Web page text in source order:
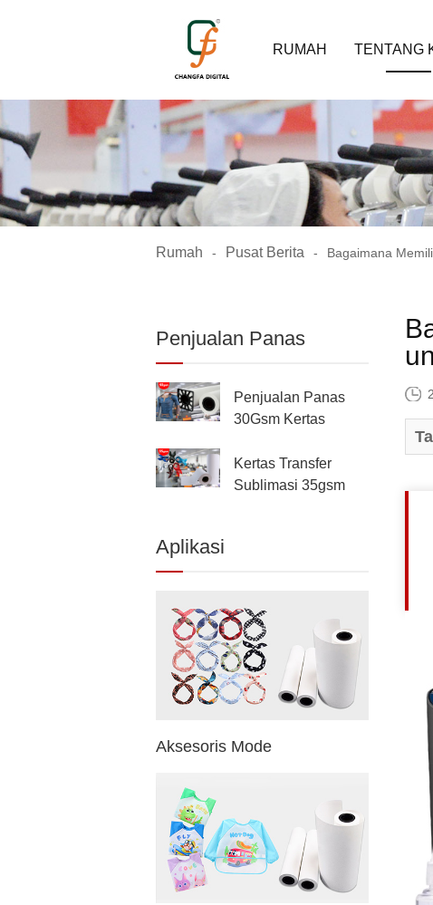
RUMAH TENTANG
Rumah - Pusat Berita - Bagaimana
Penjualan Panas
Penjualan Panas
30Gsm Kertas
Sublimasi Non-
Tacky Untuk Tekstil
Kertas Transfer
Sublimasi 35gsm
Aplikasi
Aksesoris Mode